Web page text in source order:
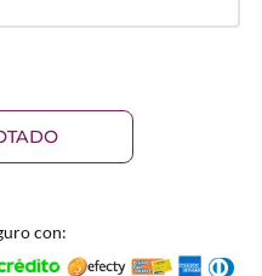
con: